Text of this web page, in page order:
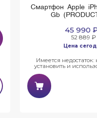
Смартфон Apple
Gb
45 990
52 889 ₽
Цена
Имеется
установить и